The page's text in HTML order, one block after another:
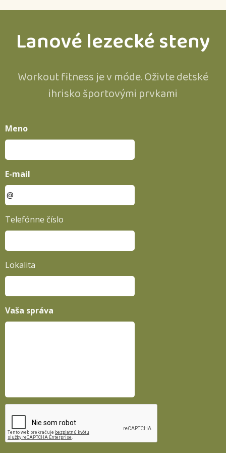
Lanové lezecké steny
Workout fitness je v móde. Oživte detské
ihrisko športovými prvkami
Meno
E-mail
Telefónne číslo
Lokalita
Vaša správa